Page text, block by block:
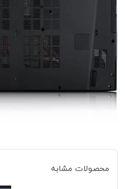
محصولات مشابه